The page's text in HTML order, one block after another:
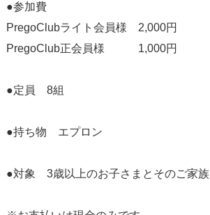
●参加費
PregoClubライト会員様 2,000円
PregoClub正会員様 1,000円
●定員 8組
●持ち物 エプロン
●対象 3歳以上のお子さまとそのご家族